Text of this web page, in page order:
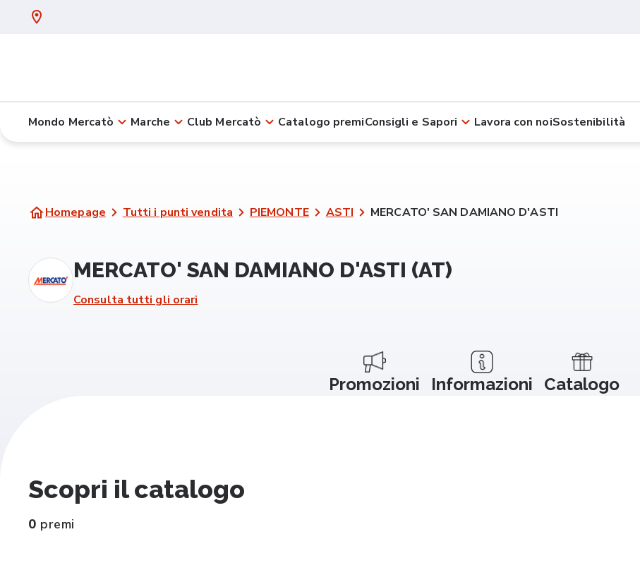
Mondo Mercatò Marche Club Mercatò Catalogo premiConsigli e Sapori Lavora con noiSostenibilità
Homepage Tutti i punti vendita PIEMONTE ASTI MERCATO' SAN DAMIANO D'ASTI
MERCATO' SAN DAMIANO D'ASTI (AT)
Consulta tutti gli orari
Promozioni Informazioni Catalogo
Scopri il catalogo
0 premi